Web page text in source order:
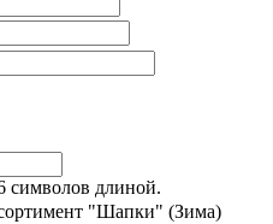
символов длиной.
"Шапки" (Зима)